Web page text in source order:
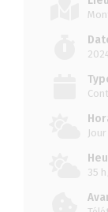
Jour
35